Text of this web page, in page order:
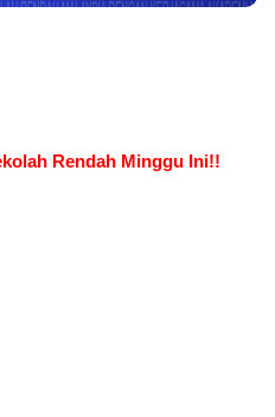
Rendah Minggu Ini!!